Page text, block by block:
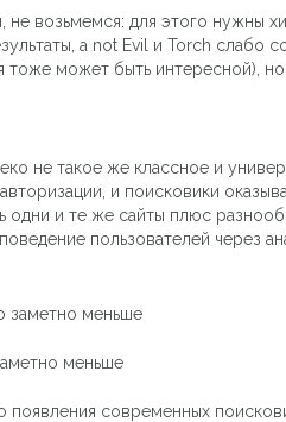
не возьмемся: для этого
а not Evil и Torch слабо
может быть интересной),
не такое же классное и
и поисковики
одни и те же сайты плюс
пользователей через
меньше
современных